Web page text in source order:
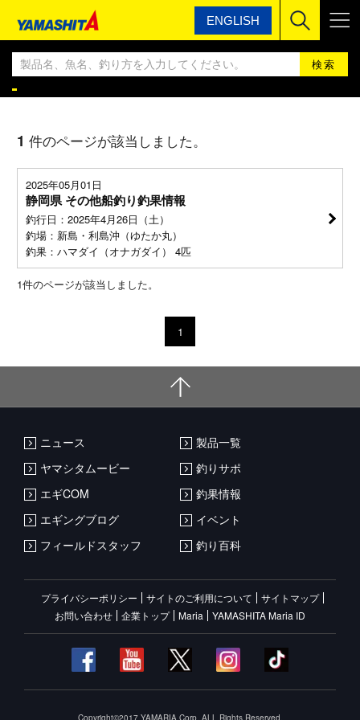
ENGLISH
ヤマシタ ヤマシタ釣果情報BLOG
ヤマシタ釣果情報
1 件のページが該当しました。
2025年05月01日
静岡県 その他船釣り釣果情報
釣行日：2025年4月26日（土）
釣場：新島・利島沖（ゆたか丸）
釣果：ハマダイ（オナガダイ） 4匹
1件のページが該当しました。
1
ニュース
製品一覧
ヤマシタムービー
釣りサポ
エギCOM
釣果情報
エギングブログ
イベント
フィールドスタッフ
釣り百科
プライバシーポリシー サイトのご利用について
サイトマップ
お問い合わせ
企業トップ Maria YAMASHITA Maria ID
Copyright©2017 YAMARIA Corp. ALL Rights Reserved.